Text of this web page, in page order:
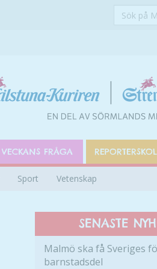
Sök
VECKANS FRÅGA
Sport Vetenskap
SENASTE
Malmö ska få Sveriges
barnstadsdel